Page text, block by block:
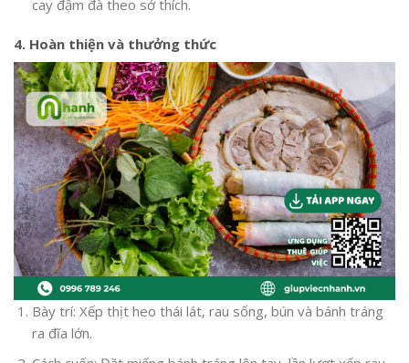
cay đậm đà theo sở thích.
4. Hoàn thiện và thưởng thức
Bày trí: Xếp thịt heo thái lát, rau sống, bún và bánh tráng
ra đĩa lớn.